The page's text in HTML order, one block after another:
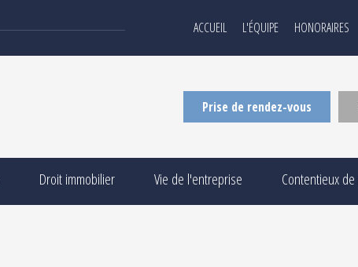
ACCUEIL L'ÉQUIPE HONORAIRES
Prise de rendez-vous
Droit immobilier Vie de l'entreprise Contentieux